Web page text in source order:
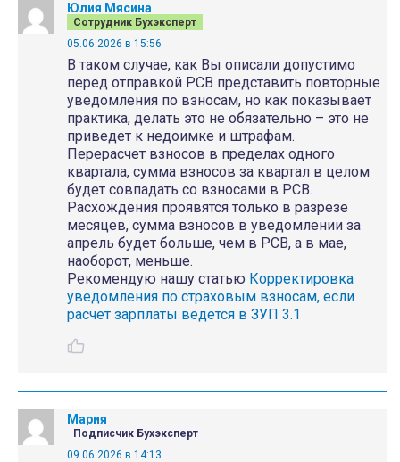
Юлия Мясина
Сотрудник Бухэксперт
05.06.2026 в 15:56
В таком случае, как Вы описали допустимо
перед отправкой РСВ представить повторные
уведомления по взносам, но как показывает
практика, делать это не обязательно – это не
приведет к недоимке и штрафам.
Перерасчет взносов в пределах одного
квартала, сумма взносов за квартал в целом
будет совпадать со взносами в РСВ.
Расхождения проявятся только в разрезе
месяцев, сумма взносов в уведомлении за
апрель будет больше, чем в РСВ, а в мае,
наоборот, меньше.
Рекомендую нашу статью Корректировка
уведомления по страховым взносам, если
расчет зарплаты ведется в ЗУП 3.1
Мария
Подписчик Бухэксперт
09.06.2026 в 14:13